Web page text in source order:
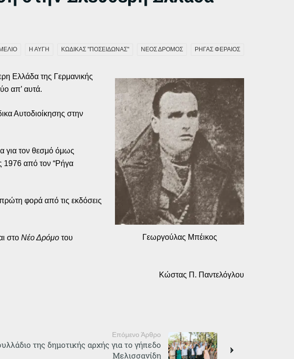
Η ΑΥΓΗ ΚΩΔΙΚΑΣ "ΠΟΣΕΙΔΩΝΑΣ" ΝΕΟΣ ΔΡΟΜΟΣ ΡΗΓΑΣ ΦΕΡΑΙΟΣ
Γεωργούλας Μπέικος
Ελλάδα της Γερμανικής
απ’ αυτά.
Αυτοδιοίκησης στην
για τον θεσμό όμως
1976 από τον “Ρήγα
φορά από τις εκδόσεις
στο Νέο Δρόμο του
Κώστας Π. Παντελόγλου
Επόμενο Άρθρο
της δημοτικής αρχής για το γήπεδο
Μελισσανίδη